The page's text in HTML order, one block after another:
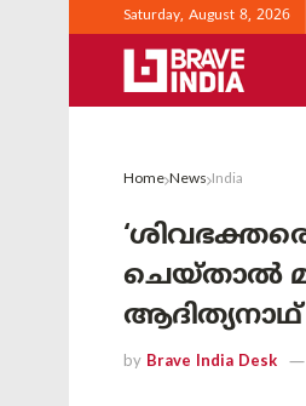
Saturday, August 8, 2026
Home News India
ചെയ്താൽ
ആദിത്യനാഥ്
by Brave India Desk